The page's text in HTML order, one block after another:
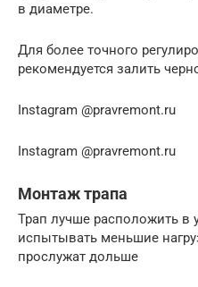
в диаметре.
Для более точного
рекомендуется залить
Instagram @pravremont.ru
Instagram @pravremont.ru
Монтаж трапа
Трап лучше расположить в
испытывать меньшие
прослужат дольше